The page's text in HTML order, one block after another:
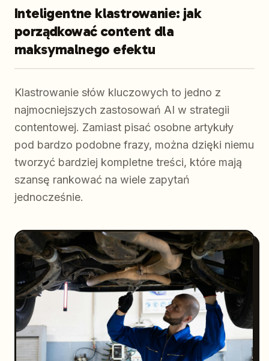
Inteligentne klastrowanie: jak
porządkować content dla
maksymalnego efektu
Klastrowanie słów kluczowych to jedno z
najmocniejszych zastosowań AI w strategii
contentowej. Zamiast pisać osobne artykuły
pod bardzo podobne frazy, można dzięki niemu
tworzyć bardziej kompletne treści, które mają
szansę rankować na wiele zapytań
jednocześnie.